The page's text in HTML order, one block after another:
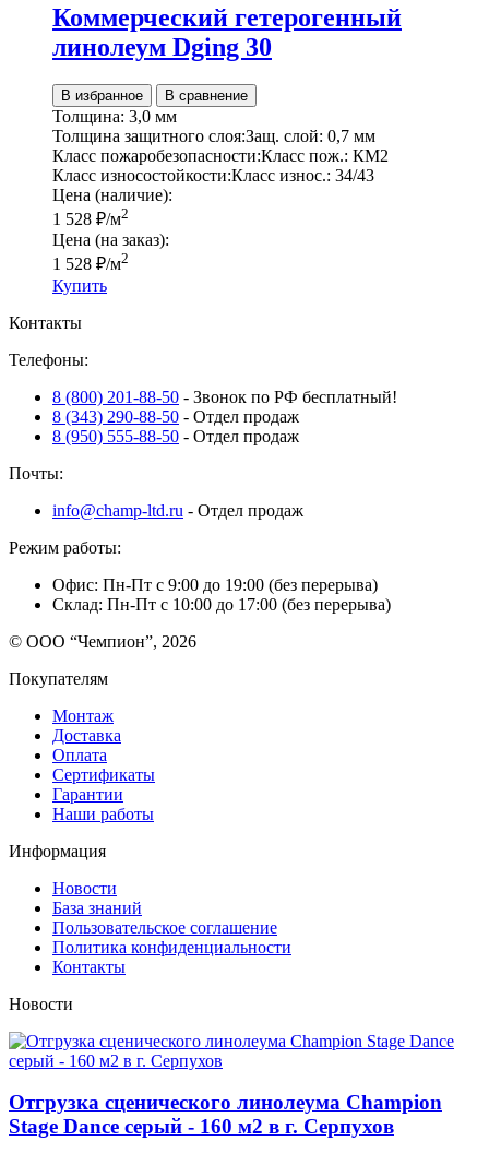
Коммерческий гетерогенный
линолеум Dging 30
В избранное В сравнение
Толщина: 3,0 мм
Толщина защитного слоя:Защ. слой: 0,7 мм
Класс пожаробезопасности:Класс пож.: КМ2
Класс износостойкости:Класс износ.: 34/43
Цена (наличие):
1 528 ₽/м2
Цена (на заказ):
1 528 ₽/м2
Купить
Контакты
Телефоны:
8 (800) 201-88-50 - Звонок по РФ бесплатный!
8 (343) 290-88-50 - Отдел продаж
8 (950) 555-88-50 - Отдел продаж
Почты:
info@champ-ltd.ru - Отдел продаж
Режим работы:
Офис: Пн-Пт с 9:00 до 19:00 (без перерыва)
Склад: Пн-Пт с 10:00 до 17:00 (без перерыва)
© ООО “Чемпион”, 2026
Покупателям
Монтаж
Доставка
Оплата
Сертификаты
Гарантии
Наши работы
Информация
Новости
База знаний
Пользовательское соглашение
Политика конфиденциальности
Контакты
Новости
Отгрузка сценического линолеума Champion
Stage Dance серый - 160 м2 в г. Серпухов